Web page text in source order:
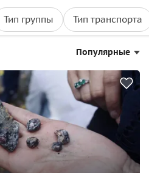
Тип группы Тип транспорта
Популярные